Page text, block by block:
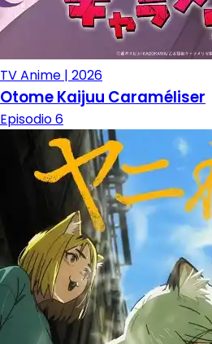
TV Anime | 2026
Otome Kaijuu Caraméliser
Episodio 6